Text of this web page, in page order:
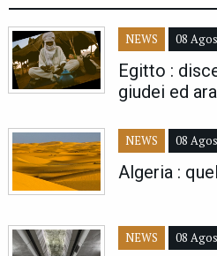
NEWS 08
Egitto :
giudei ed
NEWS 08
Algeria :
NEWS 08